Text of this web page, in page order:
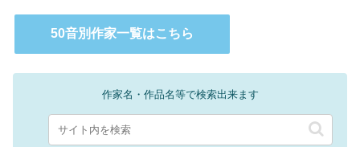
50音別作家一覧はこちら
作家名・作品名等で検索出来ます